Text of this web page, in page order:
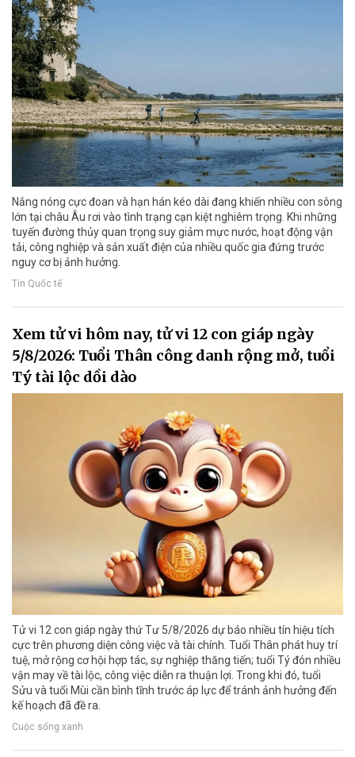
Nắng nóng cực đoan và hạn hán kéo dài đang khiến nhiều con sông
lớn tại châu Âu rơi vào tình trạng cạn kiệt nghiêm trọng. Khi những
tuyến đường thủy quan trọng suy giảm mực nước, hoạt động vận
tải, công nghiệp và sản xuất điện của nhiều quốc gia đứng trước
nguy cơ bị ảnh hưởng.
Tin Quốc tế
Xem tử vi hôm nay, tử vi 12 con giáp ngày
5/8/2026: Tuổi Thân công danh rộng mở, tuổi
Tý tài lộc dồi dào
Tử vi 12 con giáp ngày thứ Tư 5/8/2026 dự báo nhiều tín hiệu tích
cực trên phương diện công việc và tài chính. Tuổi Thân phát huy trí
tuệ, mở rộng cơ hội hợp tác, sự nghiệp thăng tiến; tuổi Tý đón nhiều
vận may về tài lộc, công việc diễn ra thuận lợi. Trong khi đó, tuổi
Sửu và tuổi Mùi cần bình tĩnh trước áp lực để tránh ảnh hưởng đến
kế hoạch đã đề ra.
Cuộc sống xanh